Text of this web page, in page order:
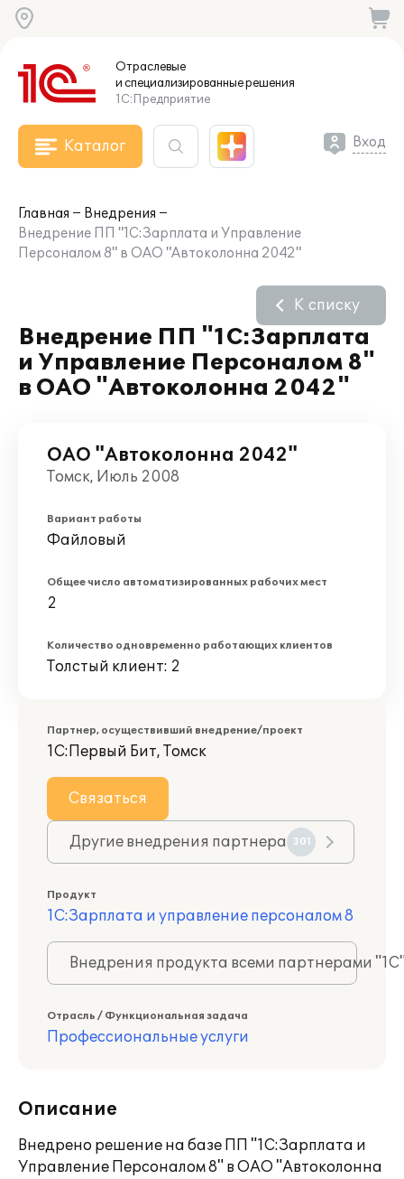
Отраслевые
и специализированныерешения
1С:Предприятие
Каталог Вход
Главная
Внедрения
Внедрение ПП "1С:Зарплата и Управление
Персоналом 8" в ОАО "Автоколонна 2042"
Внедрение ПП "1С:Зарплата
и Управление Персоналом 8"
в ОАО "Автоколонна 2042"
К списку
ОАО "Автоколонна 2042"
Томск, Июль 2008
Вариант работы
Файловый
Общее число автоматизированных рабочих мест
2
Количество одновременно работающих клиентов
Толстый клиент: 2
Партнер, осуществивший внедрение/проект
1С:Первый Бит, Томск
Связаться
Другие внедрения партнера 301
Продукт
1С:Зарплата и управление персоналом 8
Внедрения продукта всеми партнерами
Отрасль / Функциональная задача
Профессиональные услуги
Описание
Внедрено решение на базе ПП "1С:Зарплата и
Управление Персоналом 8" в ОАО "Автоколонна